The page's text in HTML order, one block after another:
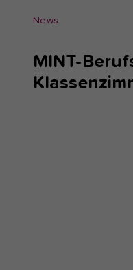
News
MINT-